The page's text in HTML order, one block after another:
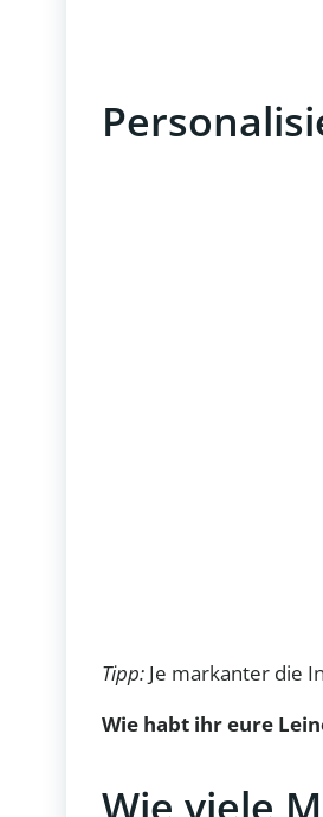
Tipp: Je markanter die
Wie habt ihr eure
Wie viele